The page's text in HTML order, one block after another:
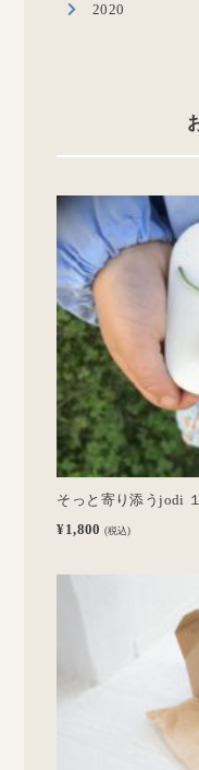
2020
そっと寄り添うjodi
¥1,800(税込)